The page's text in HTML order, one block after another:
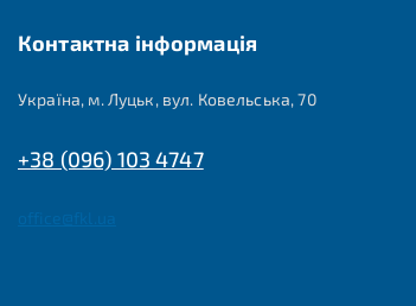
Контактна інформація
Україна, м. Луцьк, вул. Ковельська, 70
+38 (096) 103 4747